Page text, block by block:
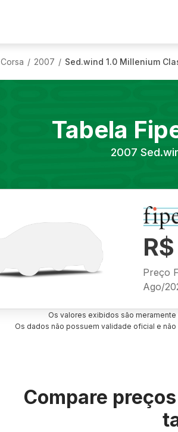
Corsa / 2007 / Sed.wind 1.0 Millenium
Tabela
2007
Preço
Ago/
Os valores exibidos são
Os dados não possuem validade oficial e
Compare